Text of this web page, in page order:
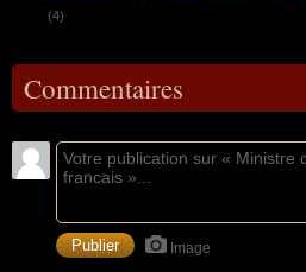
(4)
Commentaires
Image